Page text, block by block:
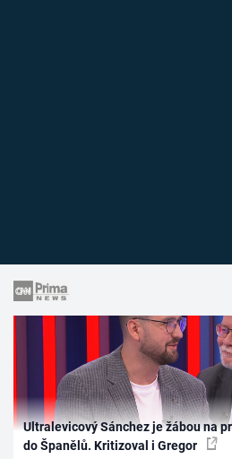
Ultralevicový Sánchez je žábou na
do Španělů. Kritizoval i Gregor